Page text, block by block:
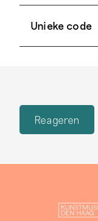
Unieke code
Reageren